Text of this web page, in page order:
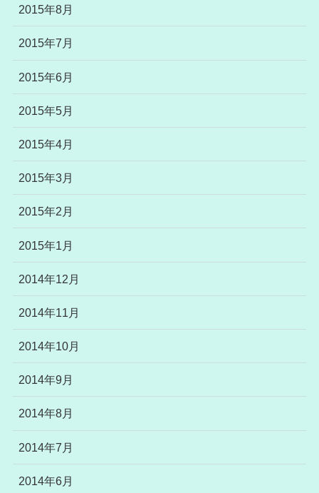
2015年8月
2015年7月
2015年6月
2015年5月
2015年4月
2015年3月
2015年2月
2015年1月
2014年12月
2014年11月
2014年10月
2014年9月
2014年8月
2014年7月
2014年6月